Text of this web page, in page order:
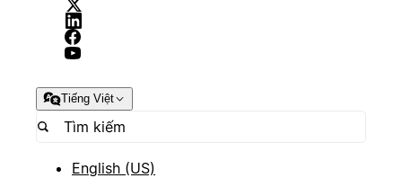
Tiếng Việt
English (US)